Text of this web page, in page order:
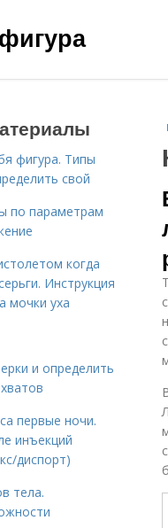
фигура. Типы
свой
по параметрам
когда
Инструкция
мочки уха
и определить
первые ночи.
инъекций
диспорт)
тела.